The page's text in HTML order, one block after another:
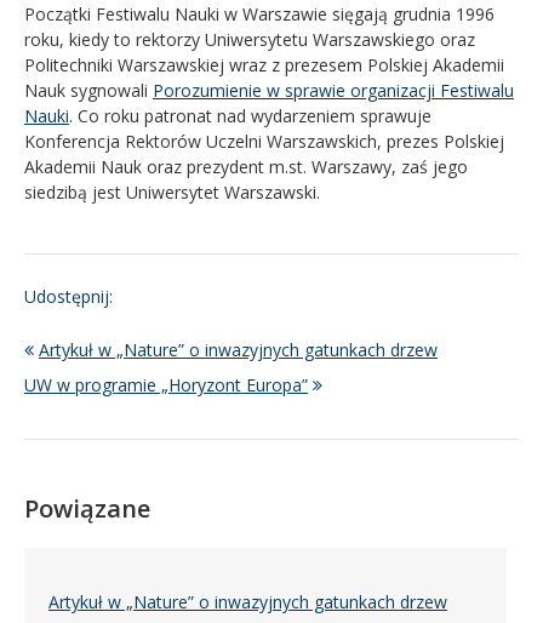
Początki Festiwalu Nauki w Warszawie sięgają grudnia 1996
roku, kiedy to rektorzy Uniwersytetu Warszawskiego oraz
Politechniki Warszawskiej wraz z prezesem Polskiej Akademii
Nauk sygnowali Porozumienie w sprawie organizacji Festiwalu
Nauki. Co roku patronat nad wydarzeniem sprawuje
Konferencja Rektorów Uczelni Warszawskich, prezes Polskiej
Akademii Nauk oraz prezydent m.st. Warszawy, zaś jego
siedzibą jest Uniwersytet Warszawski.
Udostępnij:
Artykuł w „Nature” o inwazyjnych gatunkach drzew
UW w programie „Horyzont Europa”
Powiązane
Artykuł w „Nature” o inwazyjnych gatunkach drzew